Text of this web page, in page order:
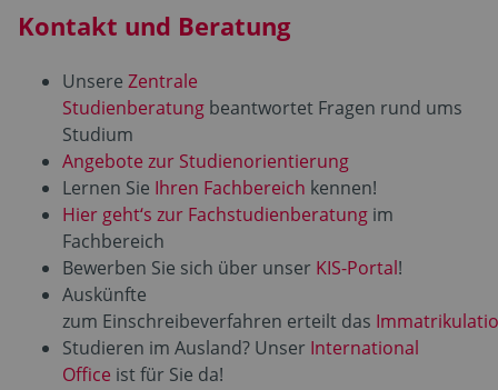
Kontakt und Beratung
Unsere Zentrale
Studienberatung beantwortet Fragen rund ums
Studium
Angebote zur Studienorientierung
Lernen Sie Ihren Fachbereich kennen!
Hier geht‘s zur Fachstudienberatung im
Fachbereich
Bewerben Sie sich über unser KIS-Portal!
Auskünfte
zum Einschreibeverfahren erteilt das
Studieren im Ausland? Unser International
Office ist für Sie da!